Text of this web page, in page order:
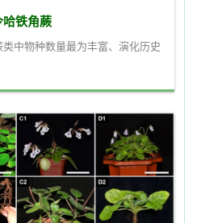
铁角蕨
中物种数量最为丰富、演化历史